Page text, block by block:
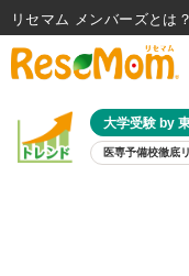
大学受験 by
医専予備校徹底
8
リセマム メンバーズ